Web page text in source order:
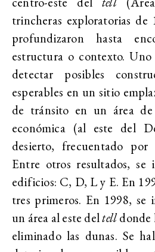
trincheras exploratorias
profundizaron hasta
estructura o contexto.
detectar posibles
esperables en un sitio
de tránsito en un área
económica (al este del
desierto, frecuentado por
Entre otros resultados,
edificios: C, D, L y E. En
tres primeros. En 1998, se
un área al este deltelldonde
eliminado las dunas. Se